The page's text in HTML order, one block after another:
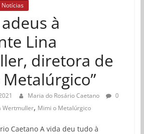
à
Lina
diretora de
Maria do Rosário Caetano
0
Wertmuller, Mimi o Metalúrgico
Caetano A vida deu tudo à